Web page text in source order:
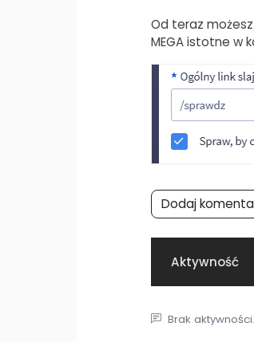
Od teraz
MEGA istotne w
Dodaj
Aktywność
Brak